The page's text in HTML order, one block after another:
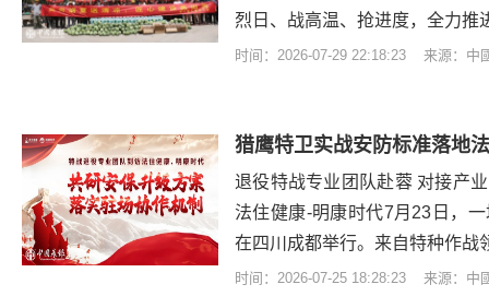
烈日、战高温、抢进度，全力推
时间：2026-07-29 22:18:23 来源：中
猎鹰特卫实战安防标准落地
退役特战专业团队赴蓉 对接产
法住健康-明康时代7月23日，
在四川成都举行。来自特种作战
时间：2026-07-25 18:28:23 来源：中